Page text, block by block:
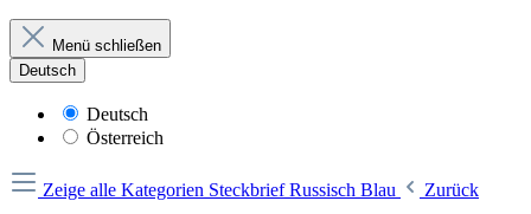
Menü schließen
Deutsch
Deutsch
Österreich
Zeige alle Kategorien Steckbrief Russisch Blau
Zurück